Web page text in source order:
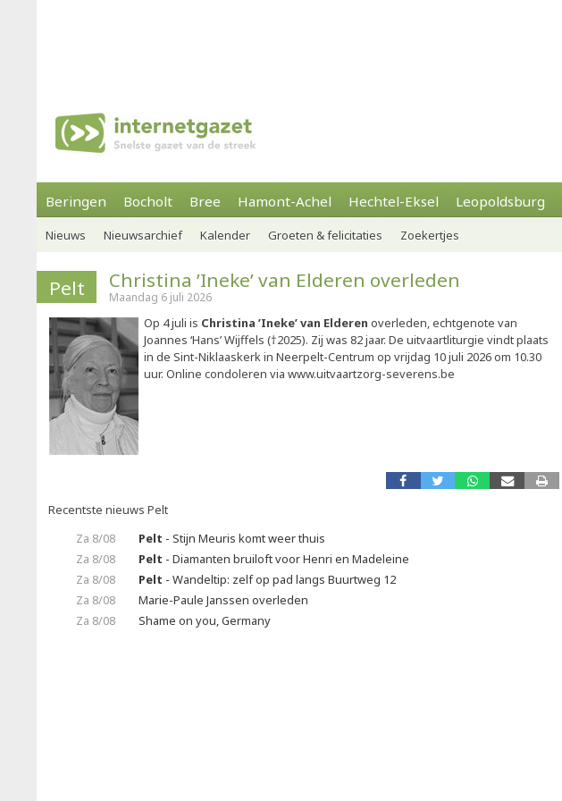
Beringen Bocholt Bree Hamont-Achel Hechtel-Eksel Leopoldsburg
Nieuws Nieuwsarchief Kalender Groeten & felicitaties Zoekertjes
Pelt Christina ’Ineke’ van Elderen overleden
Maandag 6 juli 2026
Op 4 juli is Christina ’Ineke’ van Elderen overleden, echtgenote van
Joannes ‘Hans’ Wijffels (†2025). Zij was 82 jaar. De uitvaartliturgie vindt plaats
in de Sint-Niklaaskerk in Neerpelt-Centrum op vrijdag 10 juli 2026 om 10.30
uur. Online condoleren via www.uitvaartzorg-severens.be
Recentste nieuws Pelt
Za 8/08
Pelt - Stijn Meuris komt weer thuis
Za 8/08
Pelt - Diamanten bruiloft voor Henri en Madeleine
Za 8/08
Pelt - Wandeltip: zelf op pad langs Buurtweg 12
Za 8/08
Marie-Paule Janssen overleden
Za 8/08
Shame on you, Germany